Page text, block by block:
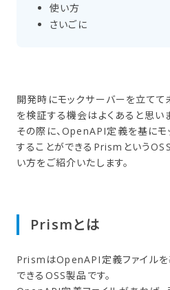
使い方
さい​ごに
開発時にモックサーバーを立て
を検証する機会はよくあると思いま
その際に、OpenAPI定義を基に
することができるPrismという
い方をご紹介いたします。
Prismとは
PrismはOpenAPI定義ファイル
できるOSS製品です。